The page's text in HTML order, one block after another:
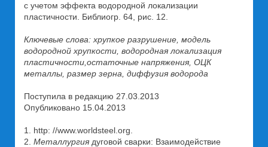
с учетом эффекта водородной локализации
пластичности. Библиогр. 64, рис. 12.
Ключевые слова: хрупкое разрушение, модель
водородной хрупкости, водородная локализация
пластичности,остаточные напряжения, ОЦК
металлы, размер зерна, диффузия водорода
Поступила в редакцию 27.03.2013
Опубликовано 15.04.2013
1. http: //www.worldsteel.org.
2. Металлургия дуговой сварки: Взаимодействие